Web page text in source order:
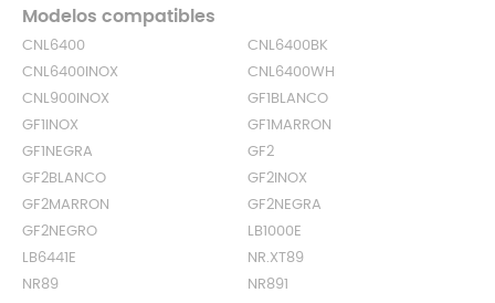
Modelos compatibles
CNL6400
CNL6400BK
CNL6400INOX
CNL6400WH
CNL900INOX
GF1BLANCO
GF1INOX
GF1MARRON
GF1NEGRA
GF2
GF2BLANCO
GF2INOX
GF2MARRON
GF2NEGRA
GF2NEGRO
LB1000E
LB6441E
NR.XT89
NR89
NR891